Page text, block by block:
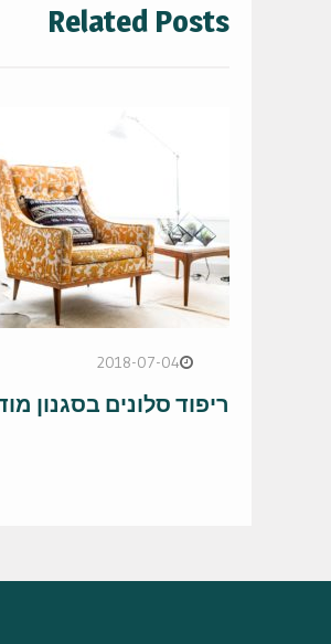
Related Posts
2018-07-04
ריפוד סלונים בסגנון